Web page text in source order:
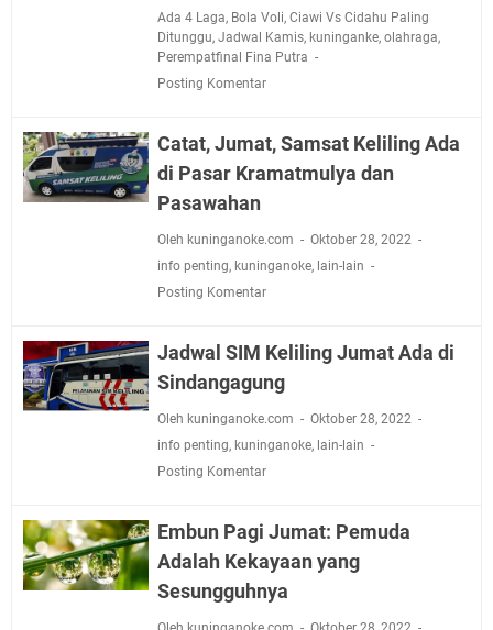
Ada 4 Laga, Bola Voli, Ciawi Vs Cidahu Paling
Ditunggu, Jadwal Kamis, kuninganke, olahraga,
Perempatfinal Fina Putra
Posting Komentar
Catat, Jumat, Samsat Keliling Ada
di Pasar Kramatmulya dan
Pasawahan
Oleh kuninganoke.com
Oktober 28, 2022
info penting, kuninganoke, lain-lain
Posting Komentar
Jadwal SIM Keliling Jumat Ada di
Sindangagung
Oleh kuninganoke.com
Oktober 28, 2022
info penting, kuninganoke, lain-lain
Posting Komentar
Embun Pagi Jumat: Pemuda
Adalah Kekayaan yang
Sesungguhnya